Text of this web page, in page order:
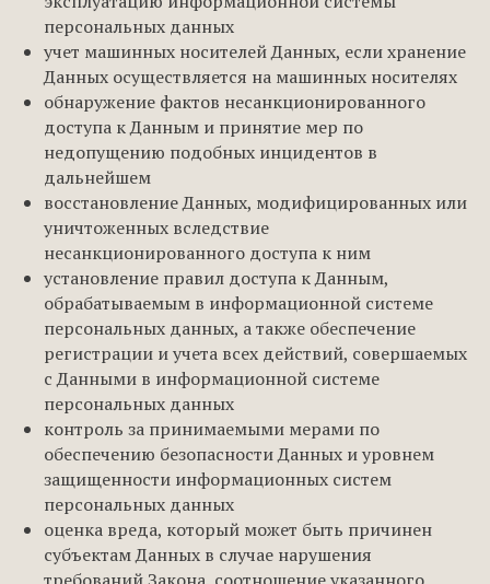
персональных данных
учет машинных носителей Данных, если хранение
Данных осуществляется на машинных носителях
обнаружение фактов несанкционированного
доступа к Данным и принятие мер по
недопущению подобных инцидентов в
дальнейшем
восстановление Данных, модифицированных или
уничтоженных вследствие
несанкционированного доступа к ним
установление правил доступа к Данным,
обрабатываемым в информационной системе
персональных данных, а также обеспечение
регистрации и учета всех действий, совершаемых
с Данными в информационной системе
персональных данных
контроль за принимаемыми мерами по
обеспечению безопасности Данных и уровнем
защищенности информационных систем
персональных данных
оценка вреда, который может быть причинен
субъектам Данных в случае нарушения